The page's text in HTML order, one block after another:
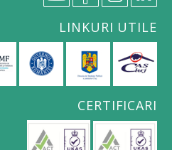
LINKURI UTILE
CERTIFICARI